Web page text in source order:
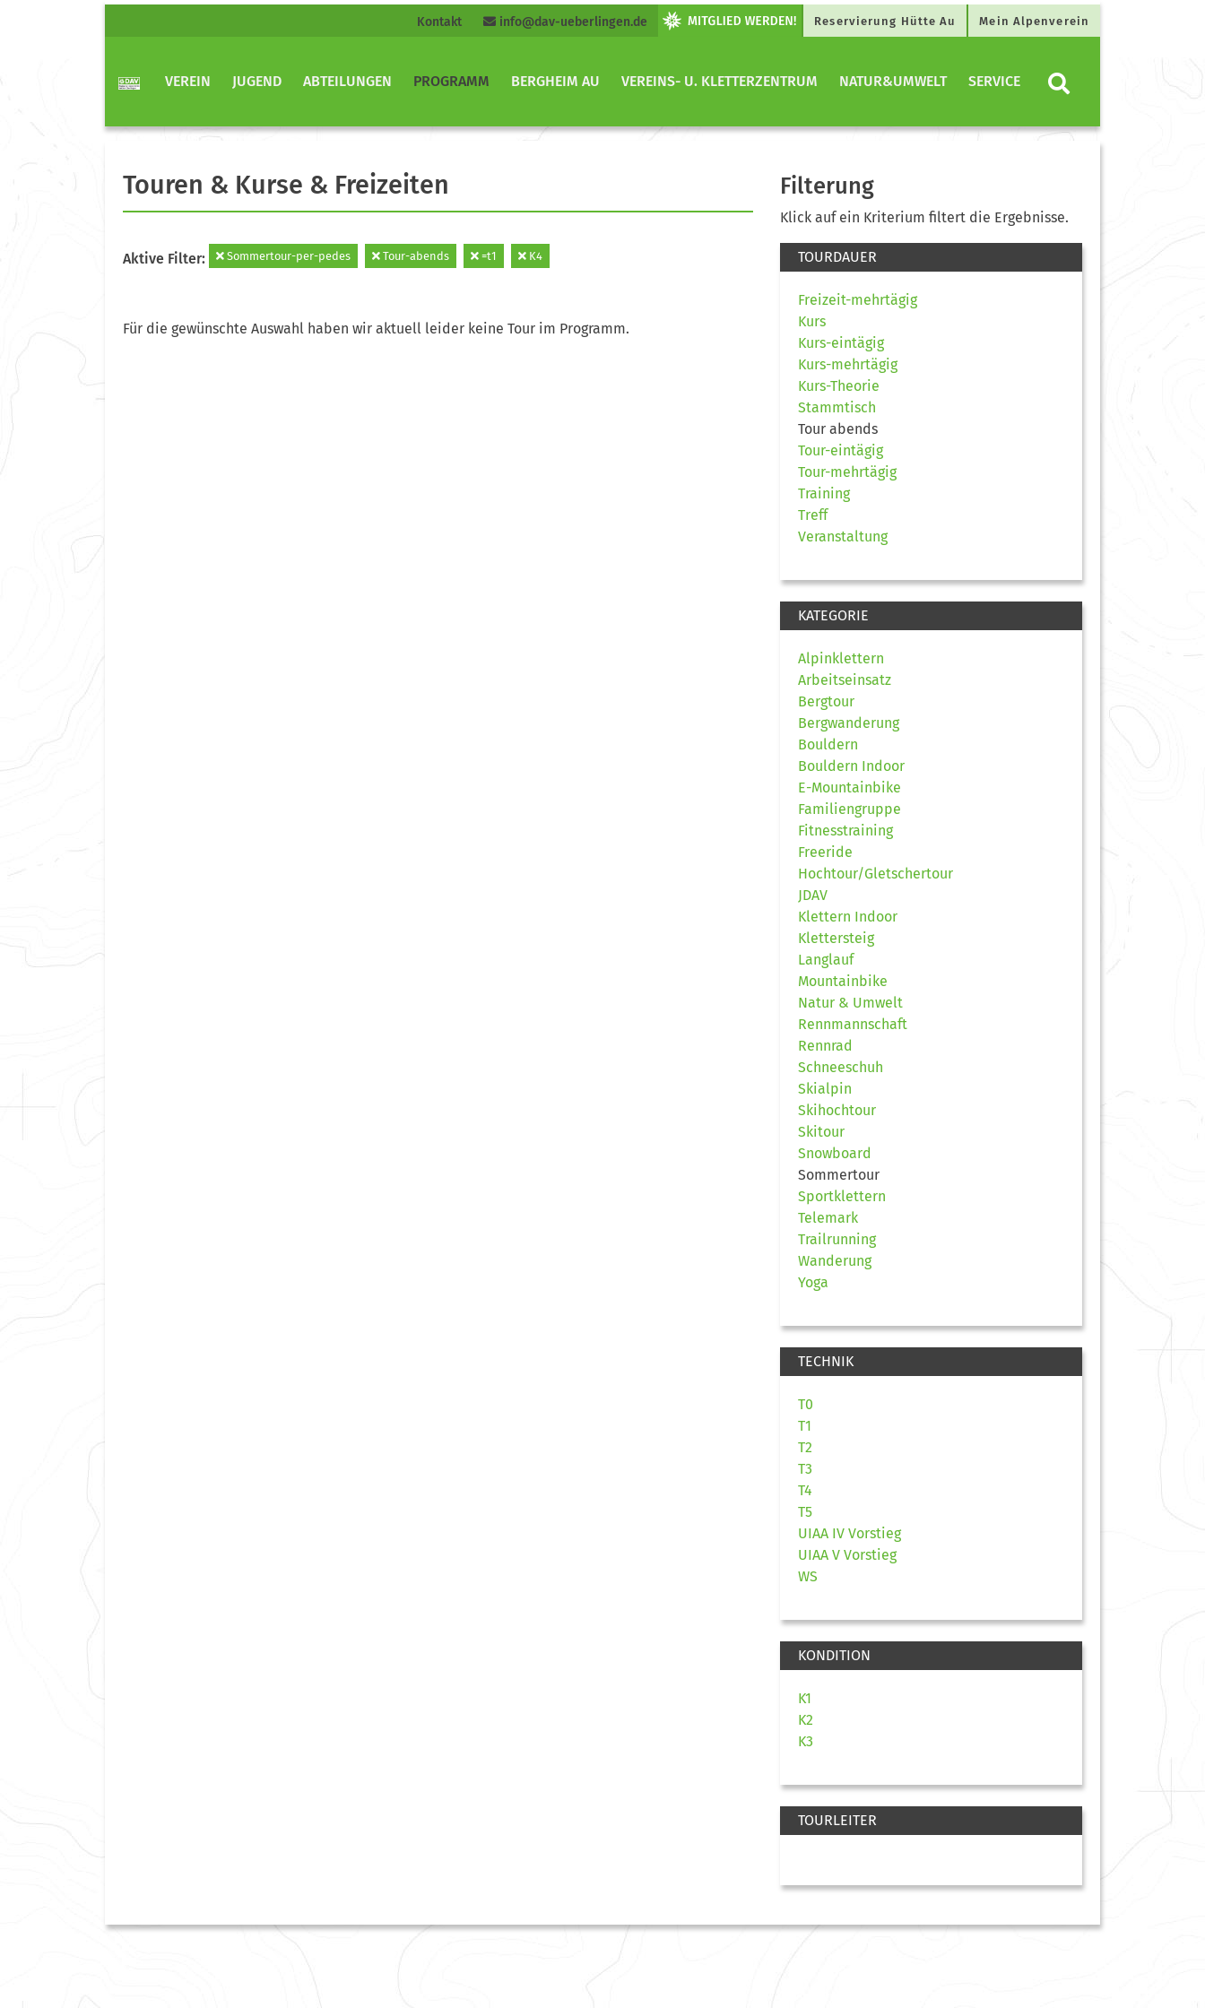
Kontakt info@dav-ueberlingen.de Reservierung Hütte Au Mein Alpenverein
VEREIN JUGEND ABTEILUNGEN PROGRAMM BERGHEIM AU VEREINS- U. KLETTERZENTRUM NATUR&UMWELT SERVICE
Touren & Kurse & Freizeiten
Aktive Filter: Sommertour-per-pedes Tour-abends =t1 K4
Für die gewünschte Auswahl haben wir aktuell leider keine Tour im Programm.
Filterung
Klick auf ein Kriterium filtert die Ergebnisse.
TOURDAUER
Freizeit-mehrtägig
Kurs
Kurs-eintägig
Kurs-mehrtägig
Kurs-Theorie
Stammtisch
Tour abends
Tour-eintägig
Tour-mehrtägig
Training
Treff
Veranstaltung
KATEGORIE
Alpinklettern
Arbeitseinsatz
Bergtour
Bergwanderung
Bouldern
Bouldern Indoor
E-Mountainbike
Familiengruppe
Fitnesstraining
Freeride
Hochtour/Gletschertour
JDAV
Klettern Indoor
Klettersteig
Langlauf
Mountainbike
Natur & Umwelt
Rennmannschaft
Rennrad
Schneeschuh
Skialpin
Skihochtour
Skitour
Snowboard
Sommertour
Sportklettern
Telemark
Trailrunning
Wanderung
Yoga
TECHNIK
T0
T1
T2
T3
T4
T5
UIAA IV Vorstieg
UIAA V Vorstieg
WS
KONDITION
K1
K2
K3
TOURLEITER